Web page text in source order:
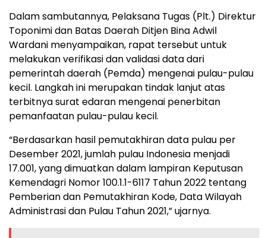
Dalam sambutannya, Pelaksana Tugas (Plt.) Direktur
Toponimi dan Batas Daerah Ditjen Bina Adwil
Wardani menyampaikan, rapat tersebut untuk
melakukan verifikasi dan validasi data dari
pemerintah daerah (Pemda) mengenai pulau-pulau
kecil. Langkah ini merupakan tindak lanjut atas
terbitnya surat edaran mengenai penerbitan
pemanfaatan pulau-pulau kecil.
“Berdasarkan hasil pemutakhiran data pulau per
Desember 2021, jumlah pulau Indonesia menjadi
17.001, yang dimuatkan dalam lampiran Keputusan
Kemendagri Nomor 100.1.1-6117 Tahun 2022 tentang
Pemberian dan Pemutakhiran Kode, Data Wilayah
Administrasi dan Pulau Tahun 2021,” ujarnya.